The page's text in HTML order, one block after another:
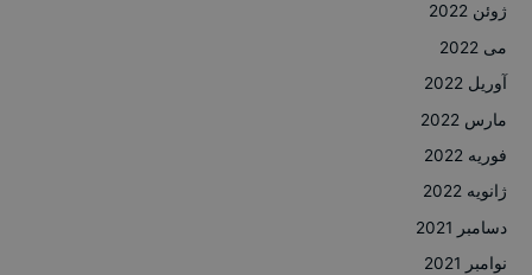
ژوئن 2022
می 2022
آوریل 2022
مارس 2022
فوریه 2022
ژانویه 2022
دسامبر 2021
نوامبر 2021